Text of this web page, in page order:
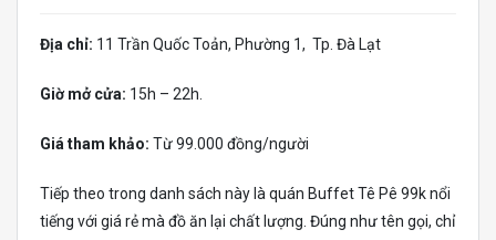
Địa chỉ: 11 Trần Quốc Toản, Phường 1, Tp. Đà Lạt
Giờ mở cửa: 15h – 22h.
Giá tham khảo: Từ 99.000 đồng/người
Tiếp theo trong danh sách này là quán Buffet Tê Pê 99k nổi
tiếng với giá rẻ mà đồ ăn lại chất lượng. Đúng như tên gọi, chỉ